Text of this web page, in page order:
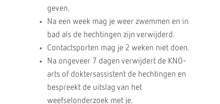
geven.
Na een week mag je weer zwemmen en in
bad als de hechtingen zijn verwijderd.
Contactsporten mag je 2 weken niet doen.
Na ongeveer 7 dagen verwijdert de KNO-
arts of doktersassistent de hechtingen en
bespreekt de uitslag van het
weefselonderzoek met je.